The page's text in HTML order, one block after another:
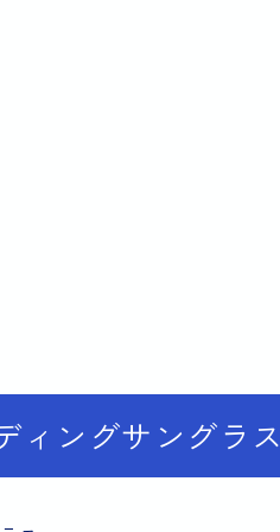
ィングサングラス